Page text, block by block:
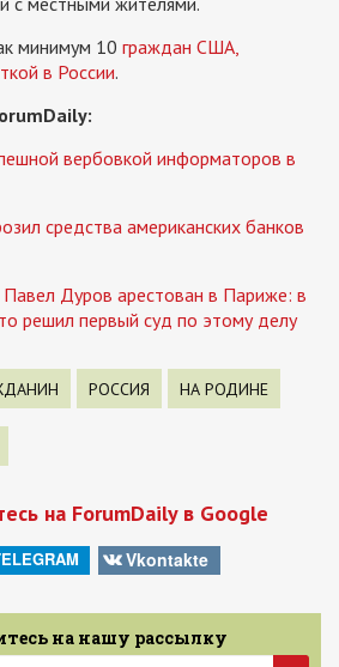
минимум 10 граждан США,
в ​​России.
вербовкой информаторов в
средства американских банков
Дуров арестован в Париже: в
решил первый суд по этому делу
РОССИЯ НА РОДИНЕ
на ForumDaily в Google
Vkontakte
на нашу рассылку